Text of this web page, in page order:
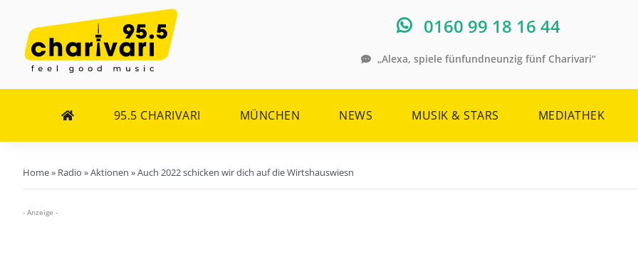
Inhalt
springen
0160 99 18 16 44
„Alexa, spiele fünfundneunzig fünf Charivari“
95.5 CHARIVARI MÜNCHEN NEWS MUSIK & STARS MEDIATHEK
Home» Radio »Aktionen »Auch 2022 schicken wir dich auf die Wirtshauswiesn
- Anzeige -